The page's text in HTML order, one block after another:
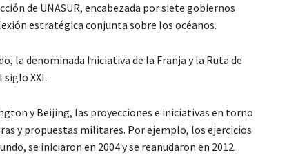
de UNASUR, encabezada por siete gobiernos
estratégica conjunta sobre los océanos.
la denominada Iniciativa de la Franja y la Ruta de
XXI.
y Beijing, las proyecciones e iniciativas en torno
y propuestas militares. Por ejemplo, los ejercicios
se iniciaron en 2004 y se reanudaron en 2012.